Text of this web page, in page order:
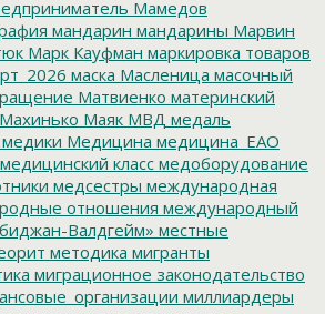
Мамедов
мандарин мандарины Марвин
Марк Кауфман маркировка товаров
маска Масленица масочный
Матвиенко материнский
Махинько Маяк МВД медаль
медики Медицина медицина_ЕАО
медицинский класс медоборудование
медсестры международная
отношения международный
Валдгейм» местные
методика мигранты
миграционное законодательство
миллиардеры